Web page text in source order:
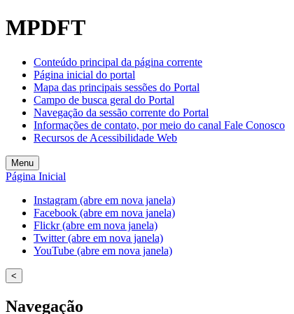
MPDFT
Conteúdo principal da página corrente
Página inicial do portal
Mapa das principais sessões do Portal
Campo de busca geral do Portal
Navegação da sessão corrente do Portal
Informações de contato, por meio do canal Fale Conosco
Recursos de Acessibilidade Web
Menu
Página Inicial
Instagram (abre em nova janela)
Facebook (abre em nova janela)
Flickr (abre em nova janela)
Twitter (abre em nova janela)
YouTube (abre em nova janela)
<
Navegação